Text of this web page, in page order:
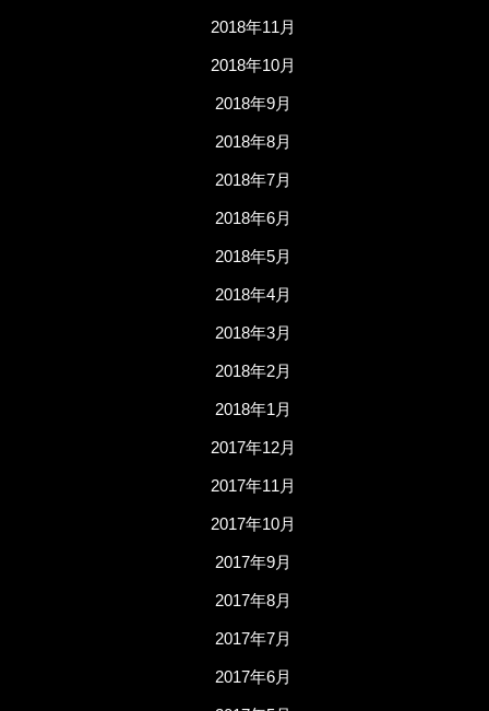
2018年11月
2018年10月
2018年9月
2018年8月
2018年7月
2018年6月
2018年5月
2018年4月
2018年3月
2018年2月
2018年1月
2017年12月
2017年11月
2017年10月
2017年9月
2017年8月
2017年7月
2017年6月